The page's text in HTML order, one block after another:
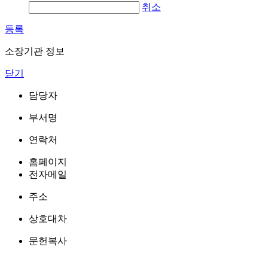
취소
등록
소장기관 정보
닫기
담당자
부서명
연락처
홈페이지
전자메일
주소
상호대차
문헌복사